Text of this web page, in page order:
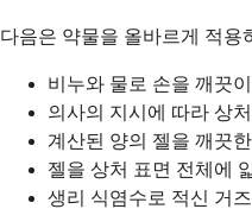
다음은 약물을 올바르게 적용
비누와 물로 손을 깨끗
의사의 지시에 따라 상
계산된 양의 젤을 깨끗
젤을 상처 표면 전체에
생리 식염수로 적신 거